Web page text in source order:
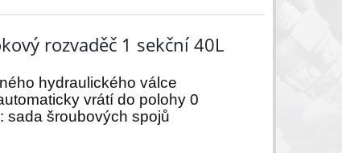
rozvaděč 1 sekční 40L
hydraulického válce
vrátí do polohy 0
sada šroubových spojů